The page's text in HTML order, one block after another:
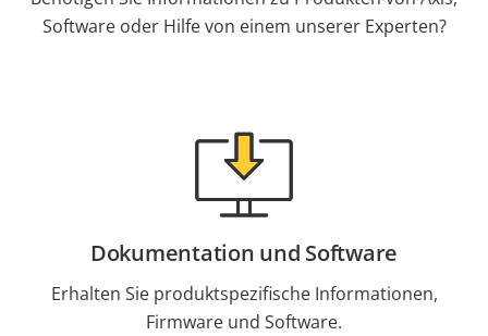
Software oder Hilfe von einem unserer Experten?
Dokumentation und Software
Erhalten Sie produktspezifische Informationen,
Firmware und Software.